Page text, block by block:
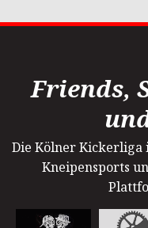
Friends,
Die Kölner Kickerliga
Kneipensports